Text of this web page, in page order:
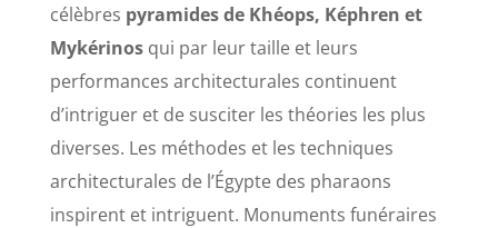
célèbres pyramides de Khéops, Képhren et
Mykérinos qui par leur taille et leurs
performances architecturales continuent
d’intriguer et de susciter les théories les plus
diverses. Les méthodes et les techniques
architecturales de l’Égypte des pharaons
inspirent et intriguent. Monuments funéraires